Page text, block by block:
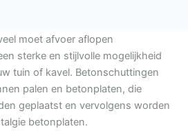
moet afvoer aflopen
sterke en stijlvolle mogelijkheid
tuin of kavel. Betonschuttingen
palen en betonplaten, die
geplaatst en vervolgens worden
betonplaten.